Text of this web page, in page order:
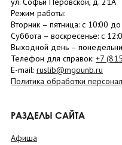
Режим работы:
Вторник – пятница: с 10:00
Суббота – воскресенье: c
Выходной день –
Телефон для справок: +7
E-mail: ruslib@mgounb.ru
Политика обработки
РАЗДЕЛЫ САЙТА
Афиша